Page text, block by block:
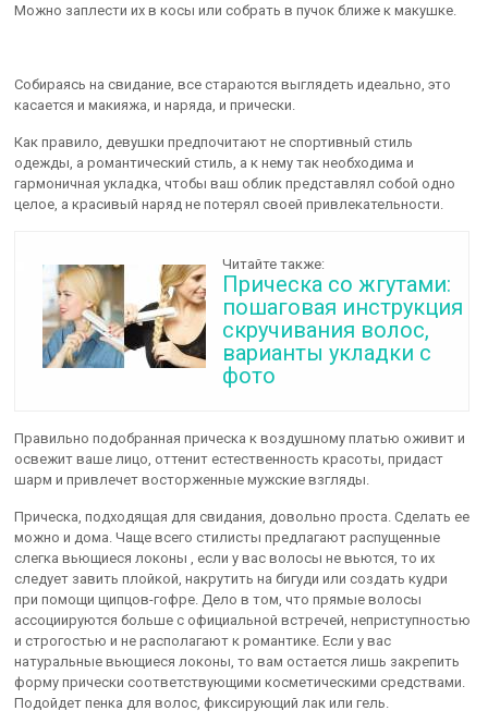
Можно заплести их в косы или собрать в пучок ближе к макушке.
Собираясь на свидание, все стараются выглядеть идеально, это
касается и макияжа, и наряда, и прически.
Как правило, девушки предпочитают не спортивный стиль
одежды, а романтический стиль, а к нему так необходима и
гармоничная укладка, чтобы ваш облик представлял собой одно
целое, а красивый наряд не потерял своей привлекательности.
Читайте также:
Прическа со жгутами:
пошаговая инструкция
скручивания волос,
варианты укладки с
фото
Правильно подобранная прическа к воздушному платью оживит и
освежит ваше лицо, оттенит естественность красоты, придаст
шарм и привлечет восторженные мужские взгляды.
Прическа, подходящая для свидания, довольно проста. Сделать ее
можно и дома. Чаще всего стилисты предлагают распущенные
слегка вьющиеся локоны , если у вас волосы не вьются, то их
следует завить плойкой, накрутить на бигуди или создать кудри
при помощи щипцов-гофре. Дело в том, что прямые волосы
ассоциируются больше с официальной встречей, неприступностью
и строгостью и не располагают к романтике. Если у вас
натуральные вьющиеся локоны, то вам остается лишь закрепить
форму прически соответствующими косметическими средствами.
Подойдет пенка для волос, фиксирующий лак или гель.